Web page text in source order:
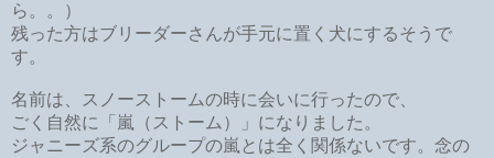
ら。。）
残った方はブリーダーさんが手元に置く犬にするそうで
す。
名前は、
スノーストームの時に会いに行ったので、
ごく自然に「嵐（ストーム）」になりました。
ジャニーズ系のグループの嵐とは全く関係ないです。念の